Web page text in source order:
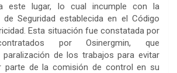
este lugar, lo cual incumple con la
de Seguridad establecida en el Código
Esta situación fue constatada por
por Osinergmin, que
paralización de los trabajos para evitar
parte de la comisión de control en su